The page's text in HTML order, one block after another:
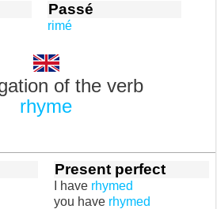
Passé
rimé
of the verb
rhyme
Present perfect
I have rhymed
you have rhymed